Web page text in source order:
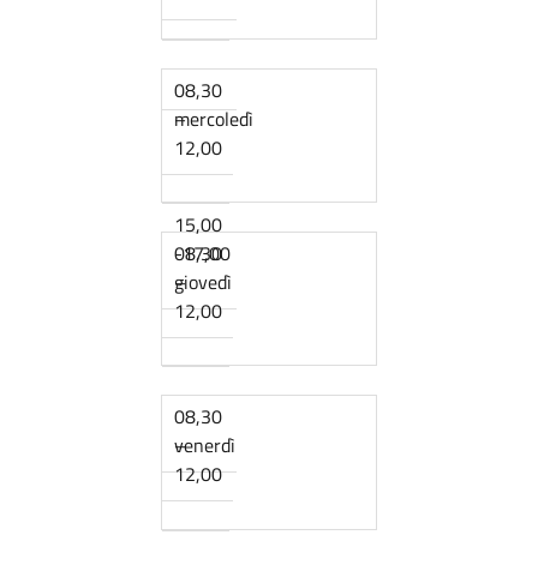
08,30
–
12,00
15,00
-17,00
mercoledì
08,30
–
12,00
giovedì
08,30
–
12,00
venerdì